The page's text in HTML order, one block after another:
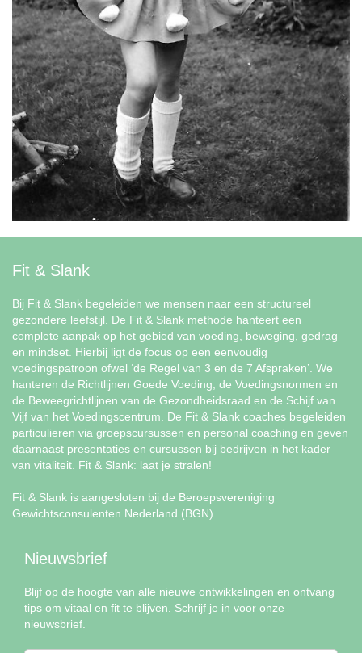
Fit & Slank
Bij Fit & Slank begeleiden we mensen naar een structureel
gezondere leefstijl. De Fit & Slank methode hanteert een
complete aanpak op het gebied van voeding, beweging, gedrag
en mindset. Hierbij ligt de focus op een eenvoudig
voedingspatroon ofwel ‘de Regel van 3 en de 7 Afspraken’. We
hanteren de Richtlijnen Goede Voeding, de Voedingsnormen en
de Beweegrichtlijnen van de Gezondheidsraad en de Schijf van
Vijf van het Voedingscentrum. De Fit & Slank coaches begeleiden
particulieren via groepscursussen en personal coaching en geven
daarnaast presentaties en cursussen bij bedrijven in het kader
van vitaliteit. Fit & Slank: laat je stralen!
Fit & Slank is aangesloten bij de Beroepsvereniging
Gewichtsconsulenten Nederland (BGN).
Nieuwsbrief
Blijf op de hoogte van alle nieuwe ontwikkelingen en ontvang
tips om vitaal en fit te blijven. Schrijf je in voor onze
nieuwsbrief.